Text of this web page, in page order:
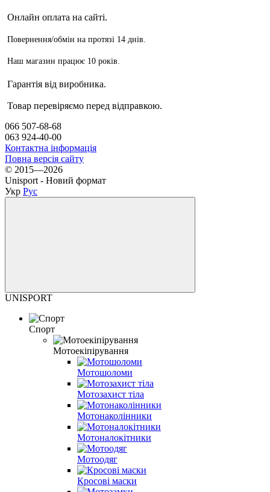
Онлайн оплата на сайті.
Повернення/обмін на протязі 14 днів.
Наш магазин працює 10 років.
Гарантія від виробника.
Товар перевіряємо перед відправкою.
066 507-68-68
063 924-40-00
Контактна інформація
Повна версія сайту
© 2015—2026
Unisport - Новий формат
Укр Рус
UNISPORT
Спорт
Мотоекіпірування
Мотошоломи
Мотозахист тіла
Мотонаколінники
Мотоналокітники
Мотоодяг
Кросові маски